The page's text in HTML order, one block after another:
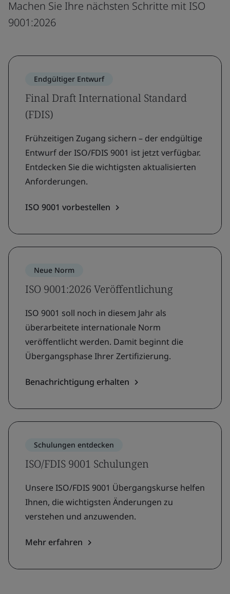
Machen Sie Ihre nächsten Schritte mit ISO
9001:2026
Endgültiger Entwurf
Final Draft International Standard
(FDIS)
Frühzeitigen Zugang sichern – der endgültige
Entwurf der ISO/FDIS 9001 ist jetzt verfügbar.
Entdecken Sie die wichtigsten aktualisierten
Anforderungen.
ISO 9001 vorbestellen
Neue Norm
ISO 9001:2026 Veröffentlichung
ISO 9001 soll noch in diesem Jahr als
überarbeitete internationale Norm
veröffentlicht werden. Damit beginnt die
Übergangsphase Ihrer Zertifizierung.
Benachrichtigung erhalten
Schulungen entdecken
ISO/FDIS 9001 Schulungen
Unsere ISO/FDIS 9001 Übergangskurse helfen
Ihnen, die wichtigsten Änderungen zu
verstehen und anzuwenden.
Mehr erfahren